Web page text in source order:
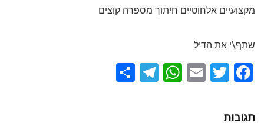
מקצועיים אלחוטיים חיתוך מספרה קוצים
שתף\י את הדיל
F
ce
T
E
W
T
תגובות